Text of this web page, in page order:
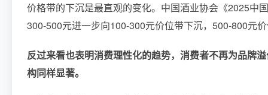
价格带的下沉是最直观的变化。中国酒业协会《2025中
300-500元进一步向100-300元价位带下沉，500-800元
反过来看也表明消费理性化的趋势，消费者不再为品牌
构同样显著。